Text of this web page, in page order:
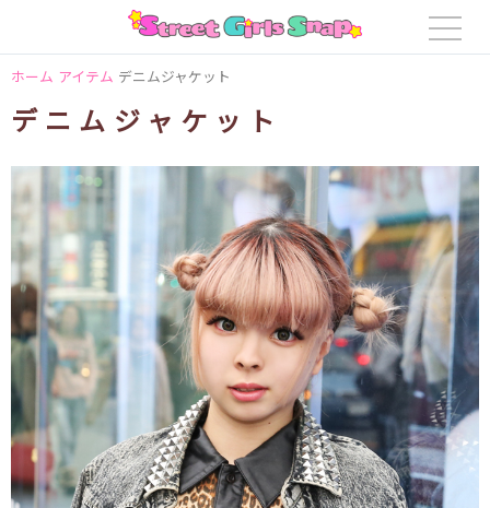
ホーム アイテム デニムジャケット
デニムジャケット